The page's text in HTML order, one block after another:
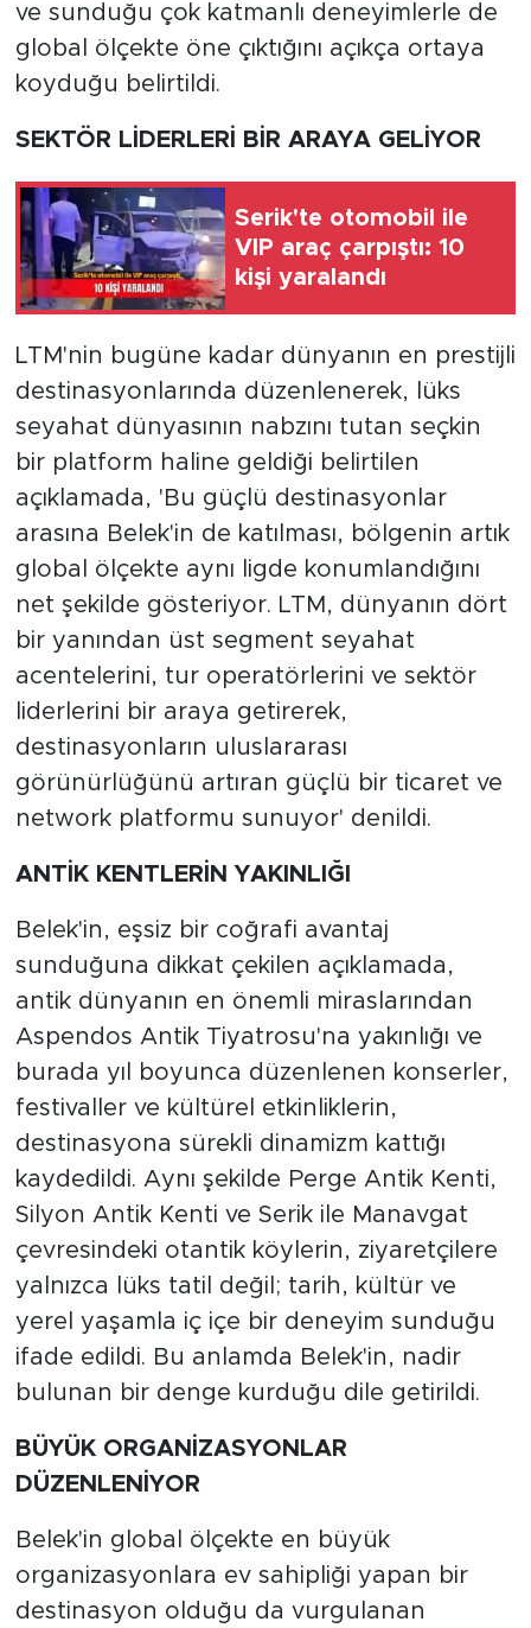
ve sunduğu çok katmanlı deneyimlerle de
global ölçekte öne çıktığını açıkça ortaya
koyduğu belirtildi.
SEKTÖR LİDERLERİ BİR ARAYA GELİYOR
Serik'te otomobil ile
VIP araç çarpıştı: 10
kişi yaralandı
LTM'nin bugüne kadar dünyanın en prestijli
destinasyonlarında düzenlenerek, lüks
seyahat dünyasının nabzını tutan seçkin
bir platform haline geldiği belirtilen
açıklamada, 'Bu güçlü destinasyonlar
arasına Belek'in de katılması, bölgenin artık
global ölçekte aynı ligde konumlandığını
net şekilde gösteriyor. LTM, dünyanın dört
bir yanından üst segment seyahat
acentelerini, tur operatörlerini ve sektör
liderlerini bir araya getirerek,
destinasyonların uluslararası
görünürlüğünü artıran güçlü bir ticaret ve
network platformu sunuyor' denildi.
ANTİK KENTLERİN YAKINLIĞI
Belek'in, eşsiz bir coğrafi avantaj
sunduğuna dikkat çekilen açıklamada,
antik dünyanın en önemli miraslarından
Aspendos Antik Tiyatrosu'na yakınlığı ve
burada yıl boyunca düzenlenen konserler,
festivaller ve kültürel etkinliklerin,
destinasyona sürekli dinamizm kattığı
kaydedildi. Aynı şekilde Perge Antik Kenti,
Silyon Antik Kenti ve Serik ile Manavgat
çevresindeki otantik köylerin, ziyaretçilere
yalnızca lüks tatil değil; tarih, kültür ve
yerel yaşamla iç içe bir deneyim sunduğu
ifade edildi. Bu anlamda Belek'in, nadir
bulunan bir denge kurduğu dile getirildi.
BÜYÜK ORGANİZASYONLAR
DÜZENLENİYOR
Belek'in global ölçekte en büyük
organizasyonlara ev sahipliği yapan bir
destinasyon olduğu da vurgulanan